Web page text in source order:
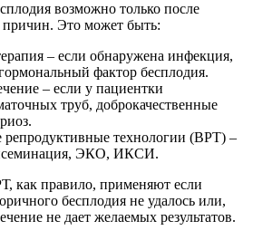
возможно только после
Это может быть:
– если обнаружена инфекция,
фактор бесплодия.
– если у пациентки
труб, доброкачественные
репродуктивные технологии (ВРТ) –
ЭКО, ИКСИ.
как правило, применяют если
бесплодия не удалось или,
не дает желаемых результатов.